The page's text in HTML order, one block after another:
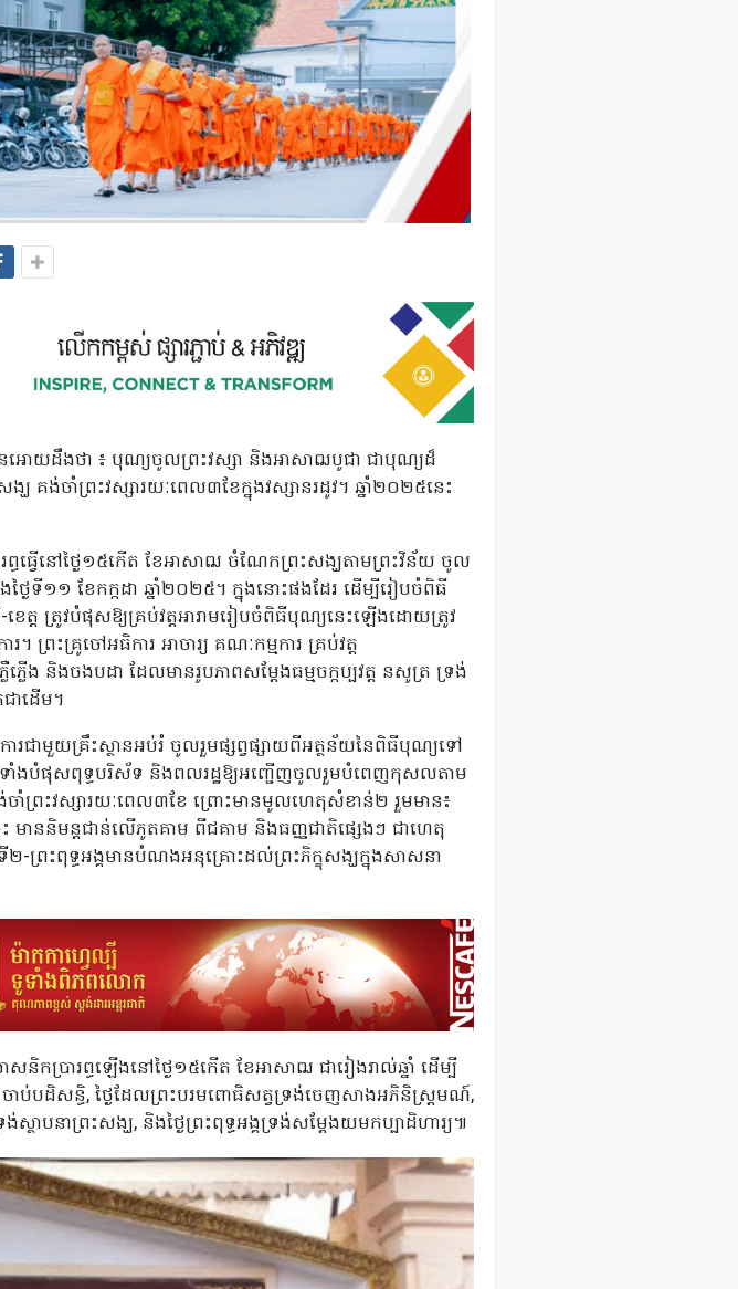
អោយដឹងថា ៖ បុណ្យចូលព្រះវស្សា និងអាសាឍបូជា ជាបុណ្យដ៏
ឃ គង់ចាំព្រះវស្សារយៈពេល៣ខែក្នុងវស្សានរដូវ។ ឆ្នាំ២០២៥នេះ
ធ្វើនៅថ្ងៃ១៥កើត ខែអាសាឍ ចំណែកព្រះសង្ឃតាមព្រះវិន័យ ចូល
ទី១១ ខែកក្កដា ឆ្នាំ២០២៥។ ក្នុងនោះផងដែរ ដើម្បីរៀបចំពិធី
ត្ត ត្រូវបំផុសឱ្យគ្រប់វត្តអារាមរៀបចំពិធីបុណ្យនេះឡើងដោយត្រូវ
ព្រះគ្រូចៅអធិការ អាចារ្យ គណៈកម្មការ គ្រប់វត្ត
ភ្លើង និងចងបដា ដែលមានរូបភាពសម្ដែងធម្មចក្កប្បវត្ត នសូត្រ ទ្រង់
ាដើម។
រជាមួយគ្រឹះស្ថានអប់រំ ចូលរួមផ្សព្វផ្សាយពីអត្ថន័យនៃពិធីបុណ្យទៅ
រមទាំងបំផុសពុទ្ធបរិស័ទ និងពលរដ្ឋឱ្យអញ្ជើញចូលរួមបំពេញកុសលតាម
គង់ចាំព្រះវស្សារយៈពេល៣ខែ ព្រោះមានមូលហេតុសំខាន់២ រួមមាន៖
ះ មាននិមន្តជាន់លើភូតគាម ពីជគាម និងធញ្ញជាតិផ្សេងៗ ជាហេតុ
រះពុទ្ធអង្គមានបំណងអនុគ្រោះដល់ព្រះភិក្ខុសង្ឃក្នុងសាសនា
រារព្ធឡើងនៅថ្ងៃ១៥កើត ខែអាសាឍ ជារៀងរាល់ឆ្នាំ ដើម្បី
ាប់បដិសន្ធិ, ថ្ងៃដែលព្រះបរមពោធិសត្វទ្រង់ចេញសាងអភិនិស្ត្រមណ៍,
ង់ស្ថាបនាព្រះសង្ឃ, និងថ្ងៃព្រះពុទ្ធអង្គទ្រង់សម្ដែងយមកប្បាដិហារ្យ៕